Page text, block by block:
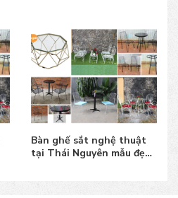
Bàn ghế sắt nghệ thuật
tại Thái Nguyên mẫu đẹp,